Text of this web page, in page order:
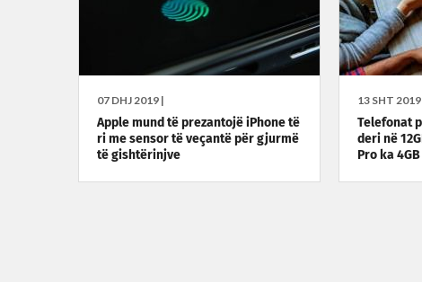
07 DHJ 2019 |
Apple mund të prezantojë iPhone të
ri me sensor të veçantë për gjurmë
të gishtërinjve
13 SHT 2019
Telefonat
deri në
Pro ka 4GB